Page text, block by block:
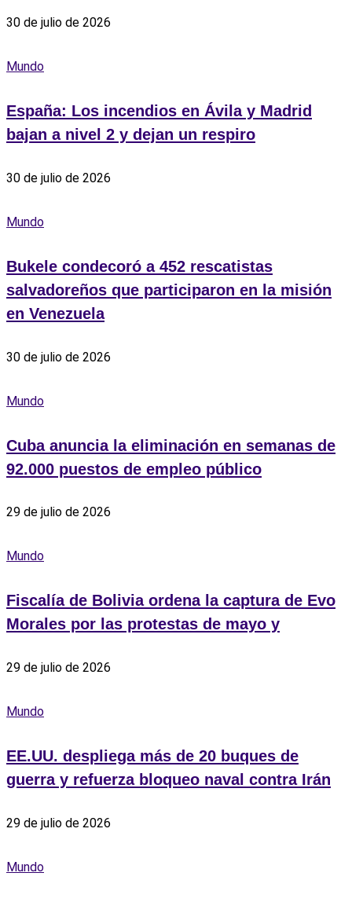
30 de julio de 2026
Mundo
España: Los incendios en Ávila y Madrid
bajan a nivel 2 y dejan un respiro
30 de julio de 2026
Mundo
Bukele condecoró a 452 rescatistas
salvadoreños que participaron en la misión
en Venezuela
30 de julio de 2026
Mundo
Cuba anuncia la eliminación en semanas de
92.000 puestos de empleo público
29 de julio de 2026
Mundo
Fiscalía de Bolivia ordena la captura de Evo
Morales por las protestas de mayo y
29 de julio de 2026
Mundo
EE.UU. despliega más de 20 buques de
guerra y refuerza bloqueo naval contra Irán
29 de julio de 2026
Mundo